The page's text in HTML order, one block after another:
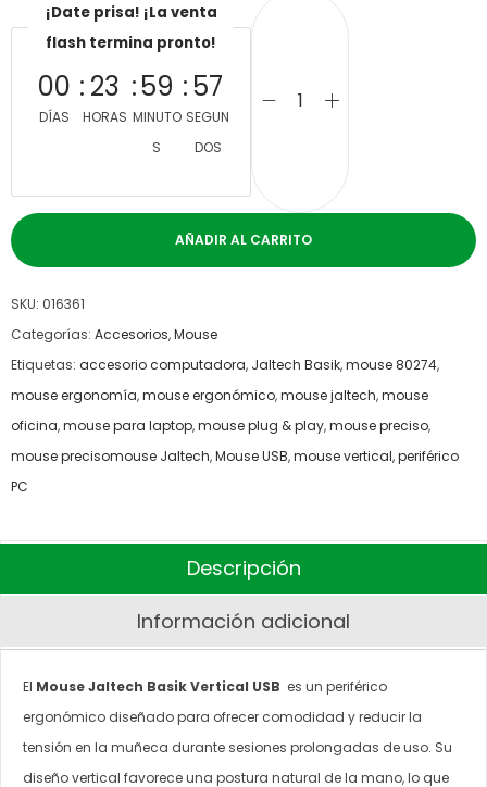
¡Date prisa! ¡La venta
flash termina pronto!
00
DÍAS
23
HORAS
59
MINUTO
S
57
SEGUN
DOS
AÑADIR AL CARRITO
SKU: 016361
Categorías: Accesorios,Mouse
Etiquetas: accesorio computadora, Jaltech Basik,mouse 80274,
mouse ergonomía,mouse ergonómico,mouse jaltech,mouse
oficina,mouse para laptop,mouse plug & play,mouse preciso,
mouse precisomouse Jaltech,Mouse USB,mouse vertical,periférico
PC
Descripción
Información adicional
El Mouse Jaltech Basik Vertical USB es un periférico
ergonómico diseñado para ofrecer comodidad y reducir la
tensión en la muñeca durante sesiones prolongadas de uso. Su
diseño vertical favorece una postura natural de la mano, lo que